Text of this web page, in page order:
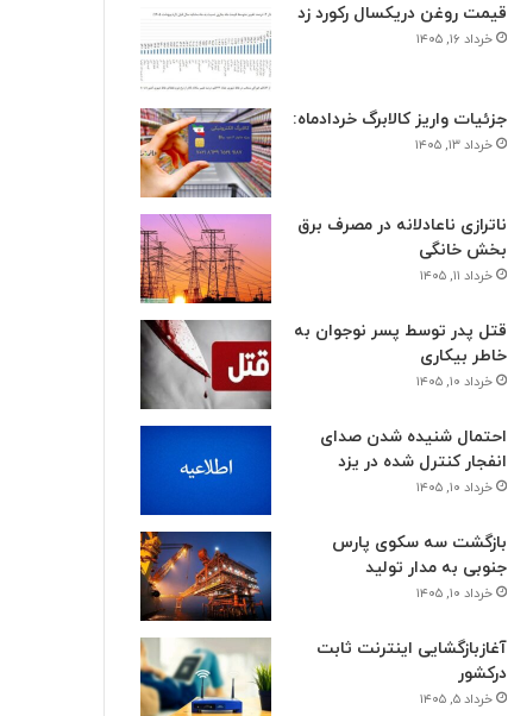
خرداد ۱۰, ۱۴۰۵
بازگشت سه سکوی پارس
قیمت روغن دریکسال رکورد زد
خرداد ۱۶, ۱۴۰۵
جزئیات واریز کالابرگ خردادماه:
خرداد ۱۳, ۱۴۰۵
ناترازی ناعادلانه در مصرف برق
بخش خانگی
خرداد ۱۱, ۱۴۰۵
قتل پدر توسط پسر نوجوان به
خاطر بیکاری
خرداد ۱۰, ۱۴۰۵
احتمال شنیده شدن صدای
انفجار کنترل شده در یزد
خرداد ۱۰, ۱۴۰۵
بازگشت سه سکوی پارس
جنوبی به مدار تولید
خرداد ۱۰, ۱۴۰۵
آغازبازگشایی اینترنت ثابت
درکشور
خرداد ۵, ۱۴۰۵